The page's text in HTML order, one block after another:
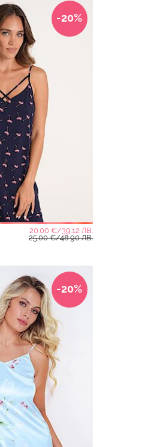
-20%
20.00 €/39.12 ЛВ.
25.00 €/48.90 ЛВ.
-20%